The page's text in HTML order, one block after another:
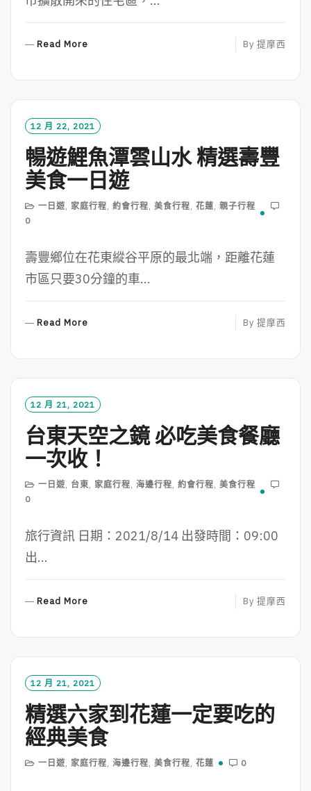
Read More
O
R
E
By 提摩西
12 月 22, 2021
暢遊鯉魚潭雲山水 精選壽豐
美食一日遊
一日遊, 家庭行程, 約會行程, 美食行程, 花蓮, 親子行程
0
壽豐鄉位在花東縱谷平原的最北端，距離花蓮
市區只要30分鐘的車...
Read More
O
R
E
By 提摩西
12 月 21, 2021
台東天空之鏡 必吃美食餐廳
一次收！
一日遊, 台東, 家庭行程, 海邊行程, 約會行程, 美食行程
0
旅行資訊 日期：2021/8/14 出發時間：09:00
出...
Read More
O
R
E
By 提摩西
12 月 21, 2021
精選六家到花蓮一定要吃的
經典美食
一日遊, 家庭行程, 海邊行程, 美食行程, 花蓮 0